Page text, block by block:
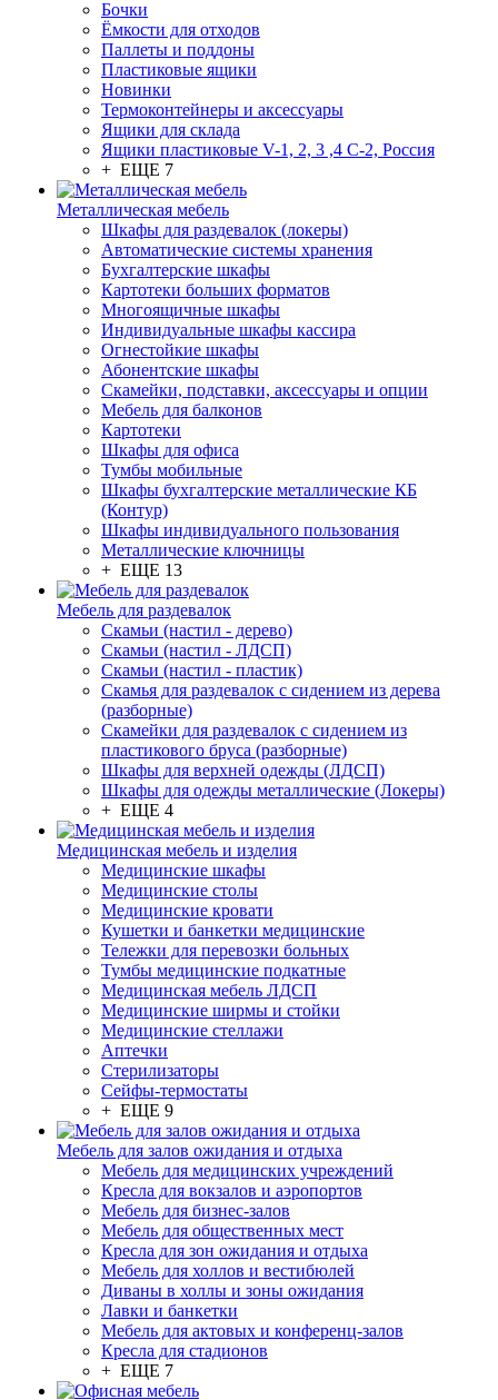
Бочки
Ёмкости для отходов
Паллеты и поддоны
Пластиковые ящики
Новинки
Термоконтейнеры и аксессуары
Ящики для склада
Ящики пластиковые V-1, 2, 3 ,4 С-2, Россия
+ ЕЩЕ 7
Металлическая мебель
Шкафы для раздевалок (локеры)
Автоматические системы хранения
Бухгалтерские шкафы
Картотеки больших форматов
Многоящичные шкафы
Индивидуальные шкафы кассира
Огнестойкие шкафы
Абонентские шкафы
Скамейки, подставки, аксессуары и опции
Мебель для балконов
Картотеки
Шкафы для офиса
Тумбы мобильные
Шкафы бухгалтерские металлические КБ
(Контур)
Шкафы индивидуального пользования
Металлические ключницы
+ ЕЩЕ 13
Мебель для раздевалок
Скамьи (настил - дерево)
Скамьи (настил - ЛДСП)
Скамьи (настил - пластик)
Скамья для раздевалок с сидением из дерева
(разборные)
Скамейки для раздевалок с сидением из
пластикового бруса (разборные)
Шкафы для верхней одежды (ЛДСП)
Шкафы для одежды металлические (Локеры)
+ ЕЩЕ 4
Медицинская мебель и изделия
Медицинские шкафы
Медицинские столы
Медицинские кровати
Кушетки и банкетки медицинские
Тележки для перевозки больных
Тумбы медицинские подкатные
Медицинская мебель ЛДСП
Медицинские ширмы и стойки
Медицинские стеллажи
Аптечки
Стерилизаторы
Сейфы-термостаты
+ ЕЩЕ 9
Мебель для залов ожидания и отдыха
Мебель для медицинских учреждений
Кресла для вокзалов и аэропортов
Мебель для бизнес-залов
Мебель для общественных мест
Кресла для зон ожидания и отдыха
Мебель для холлов и вестибюлей
Диваны в холлы и зоны ожидания
Лавки и банкетки
Мебель для актовых и конференц-залов
Кресла для стадионов
+ ЕЩЕ 7